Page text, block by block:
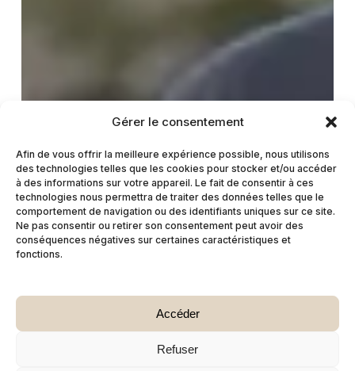
Gérer le consentement
Afin de vous offrir la meilleure expérience possible, nous utilisons
des technologies telles que les cookies pour stocker et/ou accéder
à des informations sur votre appareil. Le fait de consentir à ces
technologies nous permettra de traiter des données telles que le
comportement de navigation ou des identifiants uniques sur ce site.
Ne pas consentir ou retirer son consentement peut avoir des
conséquences négatives sur certaines caractéristiques et
fonctions.
Accéder
Refuser